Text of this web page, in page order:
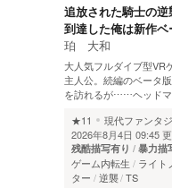
追放された騎士の
到達した俺は新作
珀 大和
大人気フルダイブ型VR
主人公。続編のベータ
を訪れるが⋯⋯ヘッド
★11
現代ファンタ
2026年8月4日 09:45
残酷描写有り 暴力描
ゲーム内転生 ライト
ター
逆襲 TS